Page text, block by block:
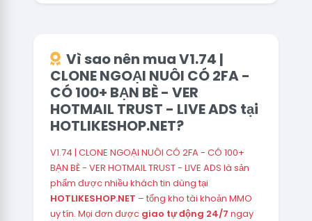
Vì sao nên mua V1.74 |
CLONE NGOẠI NUÔI CÓ 2FA -
CÓ 100+ BẠN BÈ - VER
HOTMAIL TRUST - LIVE ADS tại
HOTLIKESHOP.NET?
V1.74 | CLONE NGOẠI NUÔI CÓ 2FA - CÓ 100+
BẠN BÈ - VER HOTMAIL TRUST - LIVE ADS là sản
phẩm được nhiều khách tin dùng tại
HOTLIKESHOP.NET – tổng kho tài khoản MMO
uy tín. Mọi đơn được giao tự động 24/7 ngay